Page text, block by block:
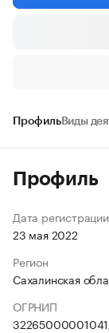
ПрофильВиды
Профиль
Дата регистрации
23 мая 2022
Регион
Сахалинская
ОГРНИП